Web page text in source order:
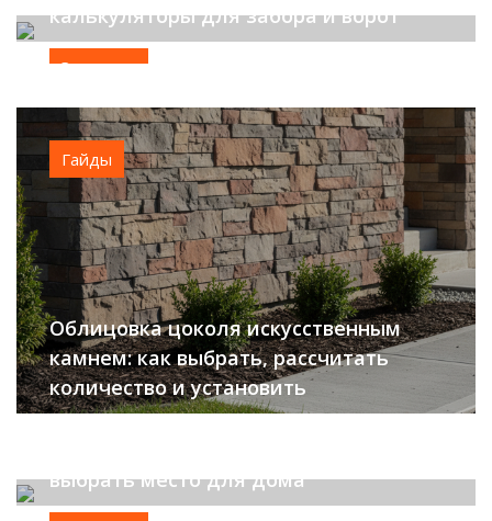
Эксперты
калькуляторы для забора и ворот
Гайды
Облицовка цоколя искусственным
камнем: как выбрать, рассчитать
количество и установить
выбрать место для дома